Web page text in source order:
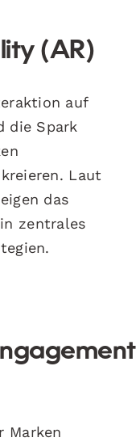
(AR)
auf
die Spark
Laut
das
zentrales
Marken